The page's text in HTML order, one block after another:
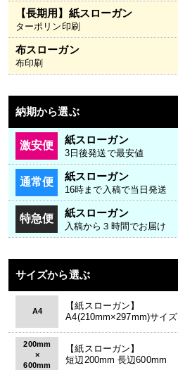
【長期用】紙スローガン
ターポリン印刷
布スローガン
布印刷
納期から選ぶ
激安便 紙スローガン
3日後発送で最安値
通常便 紙スローガン
16時まで入稿で当日発送
特急便 紙スローガン
入稿から３時間でお届け
サイズから選ぶ
A4
【紙スローガン】
A4(210mm×297mm)サイズ
200mm
×
600mm
【紙スローガン】
短辺200mm 長辺600mm